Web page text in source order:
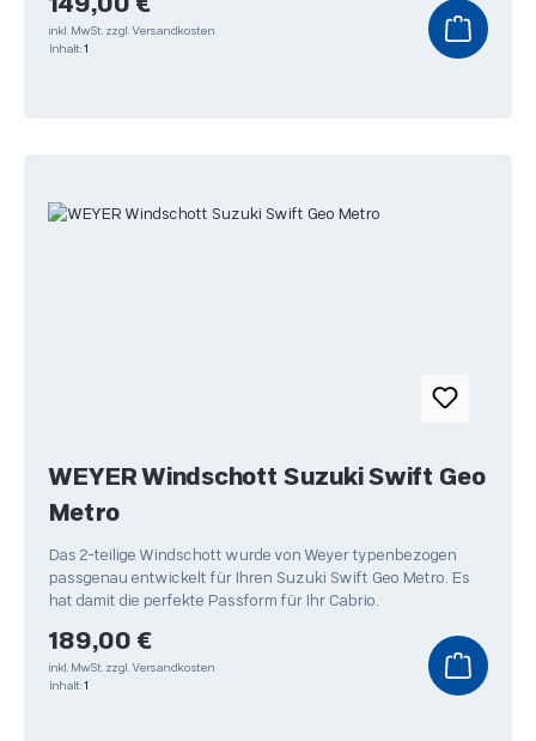
149,00 €
inkl. MwSt. zzgl. Versandkosten
Inhalt: 1
WEYER Windschott Suzuki Swift Geo
Metro
Das 2-teilige Windschott wurde von Weyer typenbezogen
passgenau entwickelt für Ihren Suzuki Swift Geo Metro. Es
hat damit die perfekte Passform für Ihr Cabrio.
Regulärer Preis:
189,00 €
inkl. MwSt. zzgl. Versandkosten
Inhalt: 1